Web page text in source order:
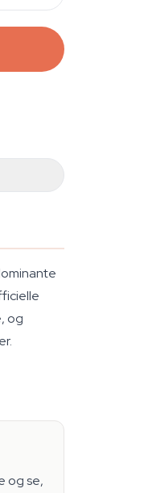
og
og se,